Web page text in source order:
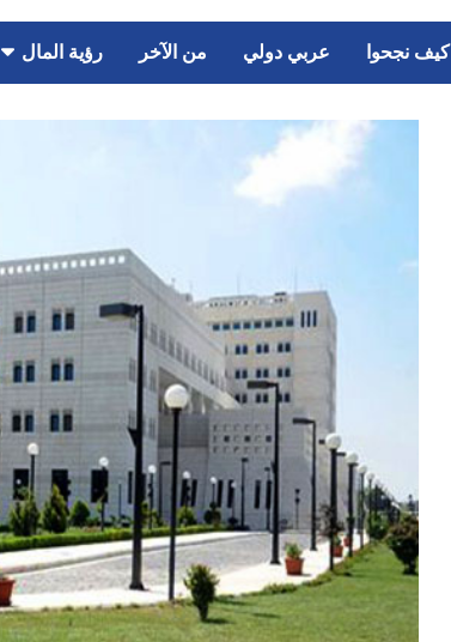
كيف نجحوا عربي دولي من الآخر رؤية المال